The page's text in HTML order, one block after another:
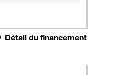
Détail du financement